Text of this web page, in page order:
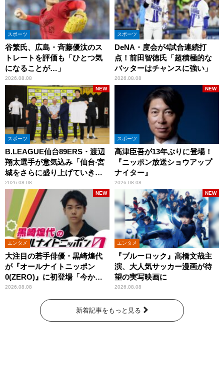
スポーツ
谷繁氏、広島・斉藤優汰のス
トレートを評価も「ひとつ気
になることが…」
2026.08.08
スポーツ
DeNA・度会が4試合連続打
点！前田智徳氏「超積極的な
バッターはチャンスに強い」
2026.08.08
スポーツ
B.LEAGUE仙台89ERS・渡辺
翔太選手が意気込み「仙台‧宮
城をさらに盛り上げていきた
いです」
2026.08.08
NEW
スポーツ
髙津臣吾が13年ぶりに登場！
『ニッポン放送ショウアップ
ナイター』
2026.08.08
NEW
エンタメ
大注目の若手俳優・黒崎煌代
が『オールナイトニッポン
0(ZERO)』に初登場「今から
とてもワクワクしておりま
2026.08.08
NEW
エンタメ
『ブルーロック』高橋文哉主
演、大人気サッカー漫画が待
望の実写映画に
2026.08.08
NEW
新着記事をもっと見る